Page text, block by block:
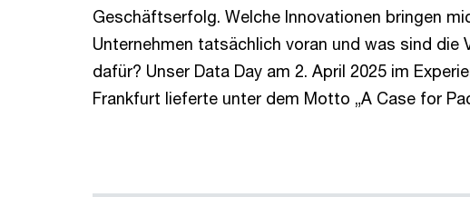
Geschäftserfolg. Welche Innovationen bringen
Unternehmen tatsächlich voran und was sind die
dafür? Unser Data Day am 2. April 2025 im
Frankfurt lieferte unter dem Motto „A Case for